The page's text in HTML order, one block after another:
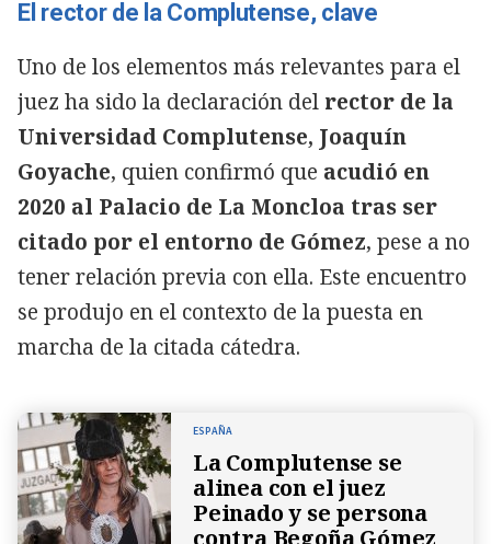
El rector de la Complutense, clave
Uno de los elementos más relevantes para el
juez ha sido la declaración del rector de la
Universidad Complutense, Joaquín
Goyache, quien confirmó que acudió en
2020 al Palacio de La Moncloa tras ser
citado por el entorno de Gómez, pese a no
tener relación previa con ella. Este encuentro
se produjo en el contexto de la puesta en
marcha de la citada cátedra.
ESPAÑA
La Complutense se
alinea con el juez
Peinado y se persona
contra Begoña Gómez